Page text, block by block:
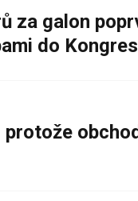
za galon
do